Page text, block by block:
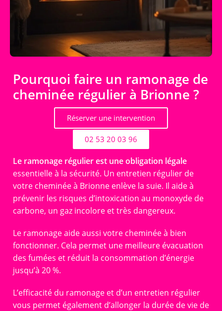
Pourquoi faire un ramonage de
cheminée régulier à Brionne ?
Réserver une intervention
02 53 20 03 96
Le ramonage régulier est une obligation légale
essentielle à la sécurité. Un entretien régulier de
votre cheminée à Brionne enlève la suie. Il aide à
prévenir les risques d’intoxication au monoxyde de
carbone, un gaz incolore et très dangereux.
Le ramonage aide aussi votre cheminée à bien
fonctionner. Cela permet une meilleure évacuation
des fumées et réduit la consommation d’énergie
jusqu’à 20 %.
L’efficacité du ramonage et d’un entretien régulier
vous permet également d’allonger la durée de vie de